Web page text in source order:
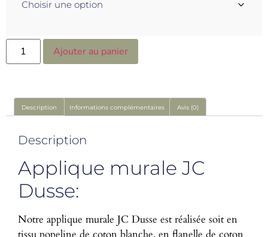
Ajouter au panier
Description Informations complémentaires Avis (0)
Description
Applique murale JC
Dusse:
Notre applique murale JC Dusse est réalisée soit en
tissu popeline de coton blanche, en flanelle de coton